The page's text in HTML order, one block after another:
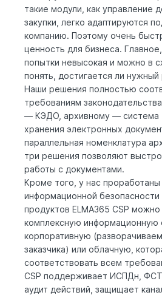
такие модули, как управление
закупки, легко адаптируются
компанию. Поэтому очень
ценность для бизнеса.
попытки невысокая и можно в
понять, достигается ли нужный
Наши решения полностью
требованиям
— КЭДО, архивному — система
хранения электронных
параллельная номенклатура
три решения позволяют
работы с документами.
Кроме того, у нас
информационной
продуктов ELMA365 CSP
комплексную информационную
корпоративную
заказчика) или облачную,
соответствовать всем
CSP поддерживает ИСПДн,
аудит действий, защищает